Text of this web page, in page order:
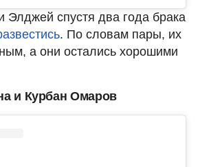
Элджей спустя два года брака
. По словам пары, их
а они остались хорошими
и Курбан Омаров